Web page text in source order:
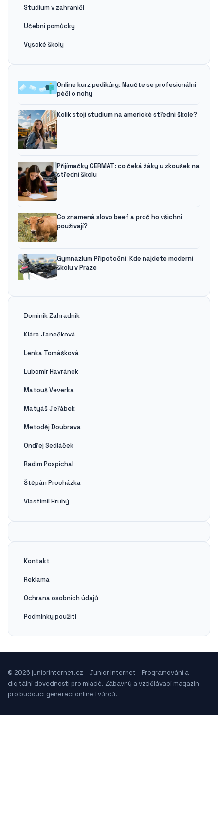
Studium v zahraničí
Učební pomůcky
Vysoké školy
Online kurz pedikúry: Naučte se profesionální
péči o nohy
Kolik stojí studium na americké střední škole?
Přijímačky CERMAT: co čeká žáky u zkoušek na
střední školu
Co znamená slovo beef a proč ho všichni
používají?
Gymnázium Přípotoční: Kde najdete moderní
školu v Praze
Dominik Zahradník
Klára Janečková
Lenka Tomášková
Lubomír Havránek
Matouš Veverka
Matyáš Jeřábek
Metoděj Doubrava
Ondřej Sedláček
Radim Pospíchal
Štěpán Procházka
Vlastimil Hrubý
Kontakt
Reklama
Ochrana osobních údajů
Podmínky použití
© 2026 juniorinternet.cz - Junior Internet - Programování a
digitální dovednosti pro mladé. Zábavný a vzdělávací magazín
pro budoucí generaci online tvůrců.